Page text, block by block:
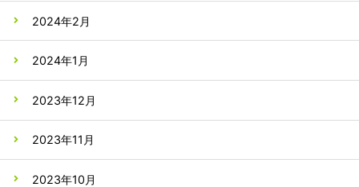
2024年2月
2024年1月
2023年12月
2023年11月
2023年10月